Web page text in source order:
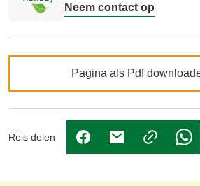
Neem contact op
Pagina als Pdf
Reis delen
(Link opent in nieuw
(Link opent in